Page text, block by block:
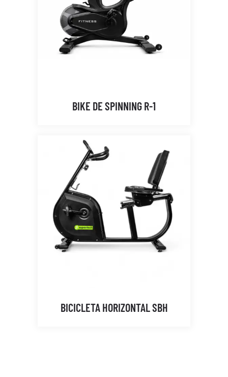
BIKE DE SPINNING R-1
BICICLETA HORIZONTAL SBH